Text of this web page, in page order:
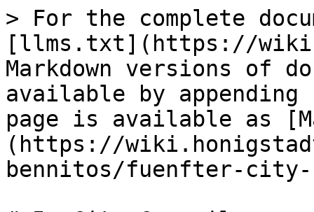
> For the complete
[llms.txt](https://
Markdown versions of
available by
page is available as
(https://
bennitos/fuenfter-